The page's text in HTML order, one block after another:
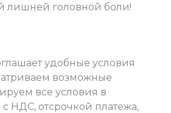
лишней головной боли!
удобные условия
возможные
все условия в
НДС, отсрочкой платежа,